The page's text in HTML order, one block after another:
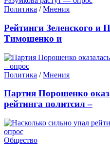
Политика /Мнения
Рейтинги Зеленского и
Тимошенко и
Политика /Мнения
Партия Порошенко
рейтинга политсил –
Общество